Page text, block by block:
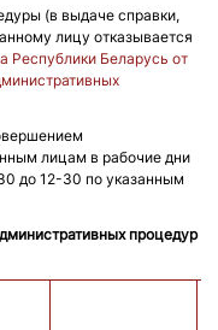
(в выдаче справки,
лицу отказывается
Республики Беларусь от
лицам в рабочие дни
до 12-30 по указанным
процедур